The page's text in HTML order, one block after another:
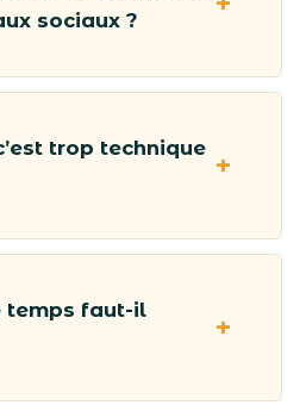
sociaux ?
trop technique
temps faut-il